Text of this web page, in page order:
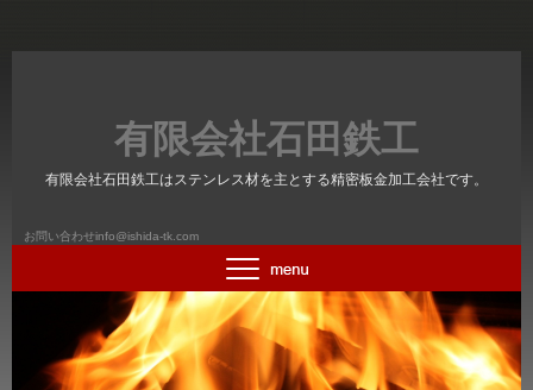
有限会社石田鉄工
有限会社石田鉄工はステンレス材を主とする精密板金加工会社です。
お問い合わせinfo@ishida-tk.com